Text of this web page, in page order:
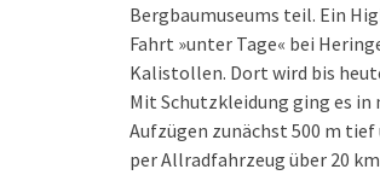
Bergbaumuseums teil. Ein
Fahrt »unter Tage« bei
Kalistollen. Dort wird bis
Mit Schutzkleidung ging es in
Aufzügen zunächst 500 m tief
per Allradfahrzeug über 20